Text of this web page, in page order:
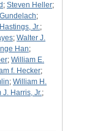
; Steven Heller;
;
Jr.;
; Walter J.
Han;
; William E.
f. Hecker;
; William H.
J. Harris, Jr.;